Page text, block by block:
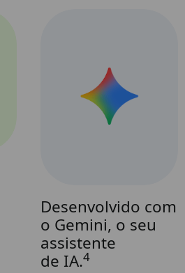
Desenvolvido com
o Gemini, o seu
assistente
de IA.4